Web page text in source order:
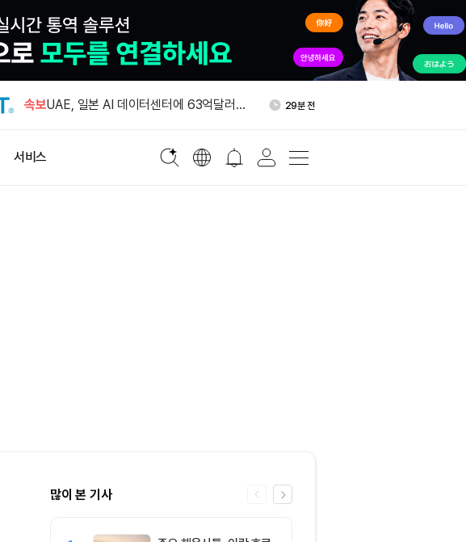
속보
구글 모회사 알파벳, 달러 투자등급 채권
43분 전
UAE, 일본 AI 데이터센터에 63억달러
29분 전
서비스
많이 본 기사